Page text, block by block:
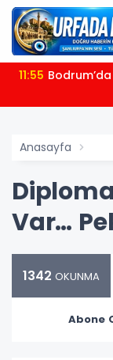
11:55
Anasayfa
Var…
1342 OKUNMA
Abone